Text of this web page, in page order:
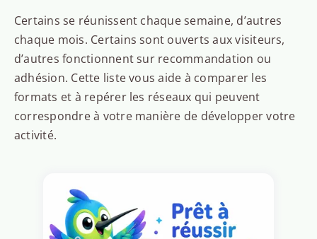
Certains se réunissent chaque semaine, d’autres
chaque mois. Certains sont ouverts aux visiteurs,
d’autres fonctionnent sur recommandation ou
adhésion. Cette liste vous aide à comparer les
formats et à repérer les réseaux qui peuvent
correspondre à votre manière de développer votre
activité.